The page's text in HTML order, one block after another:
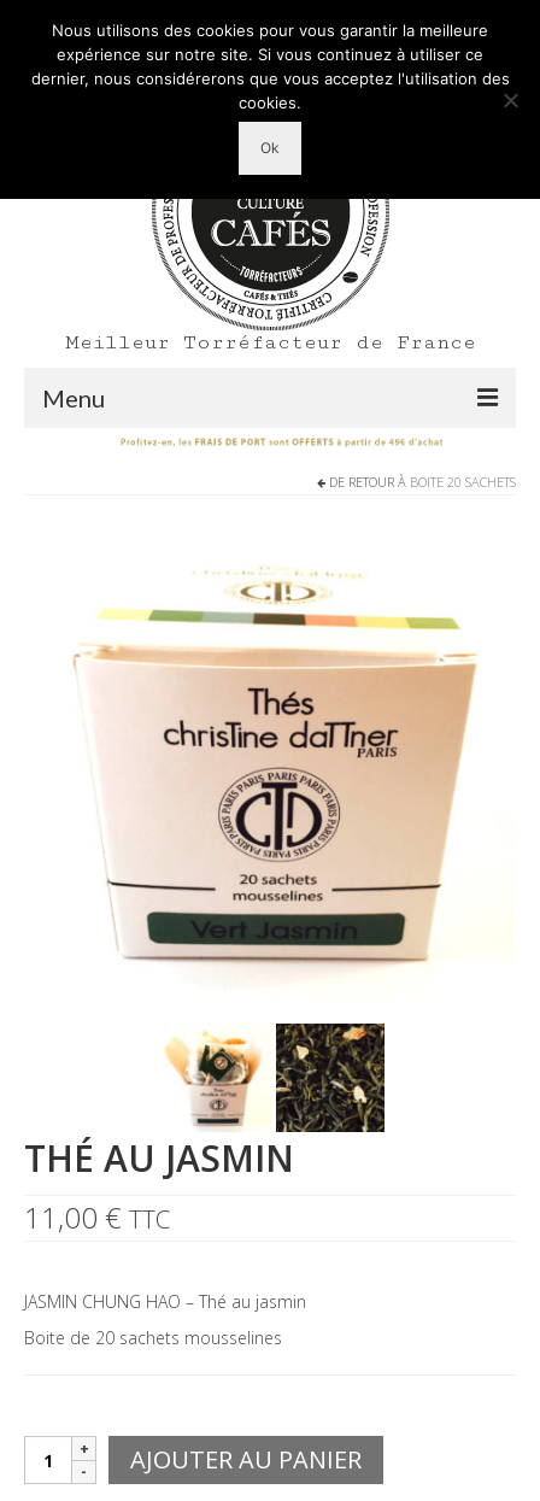
Mon Compte Votre panier d'achats 0,00
Rechercher
Meilleur Torréfacteur de France
Menu
Où nous trouver
Contact
HOTELS / RESTAURANTS
CE
DE RETOUR À BOITE 20 SACHETS
THÉ AU JASMIN
11,00 € TTC
JASMIN CHUNG HAO – Thé au jasmin
Boite de 20 sachets mousselines
quantité
AJOUTER AU PANIER
Nous utilisons des cookies pour vous garantir la meilleure
expérience sur notre site. Si vous continuez à utiliser ce
dernier, nous considérerons que vous acceptez l'utilisation des
cookies.
Ok